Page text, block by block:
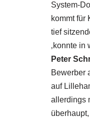
System-
kommt für
tief
‚konnte in
Peter
Bewerber
auf
allerdings